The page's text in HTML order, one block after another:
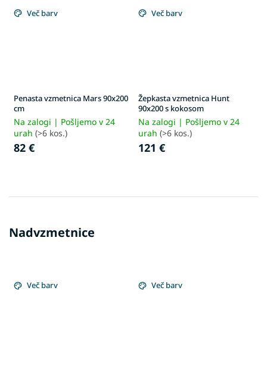
Več barv
Penasta vzmetnica Mars 90x200
cm
Na zalogi | Pošljemo v 24
urah (>6 kos.)
82 €
Več barv
Žepkasta vzmetnica Hunt
90x200 s kokosom
Na zalogi | Pošljemo v 24
urah (>6 kos.)
121 €
Nadvzmetnice
Več barv Več barv